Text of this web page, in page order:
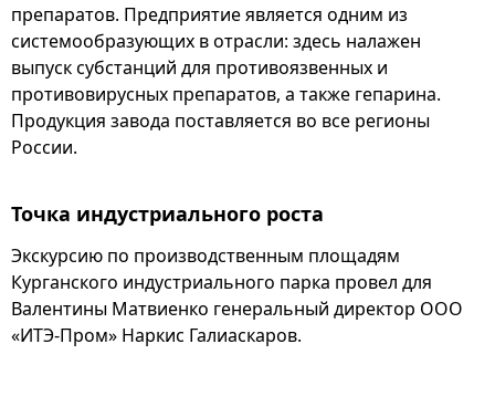
препаратов. Предприятие является одним из
системообразующих в отрасли: здесь налажен
выпуск субстанций для противоязвенных и
противовирусных препаратов, а также гепарина.
Продукция завода поставляется во все регионы
России.
Точка индустриального роста
Экскурсию по производственным площадям
Курганского индустриального парка провел для
Валентины Матвиенко генеральный директор ООО
«ИТЭ-Пром» Наркис Галиаскаров.